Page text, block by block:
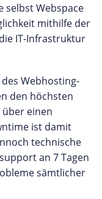
hohe
erfordern.
Port-Speed
die
Zugriff und
individuell
eine
jeder
von einer
rund um die
selbst Webspace
mithilfe der
IT-Infrastruktur
Webhosting-
den höchsten
einen
ist damit
technische
an 7 Tagen
sämtlicher